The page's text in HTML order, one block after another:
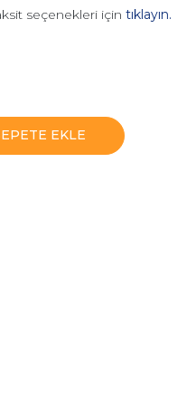
seçenekleri için tıklayın.
EKLE